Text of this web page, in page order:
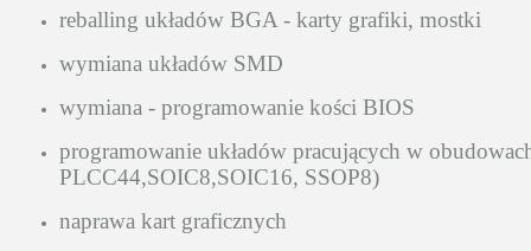
reballing układów BGA - karty grafiki, mostki
wymiana układów SMD
wymiana - programowanie kości BIOS
programowanie układów pracujących w
PLCC44,SOIC8,SOIC16, SSOP8)
naprawa kart graficznych